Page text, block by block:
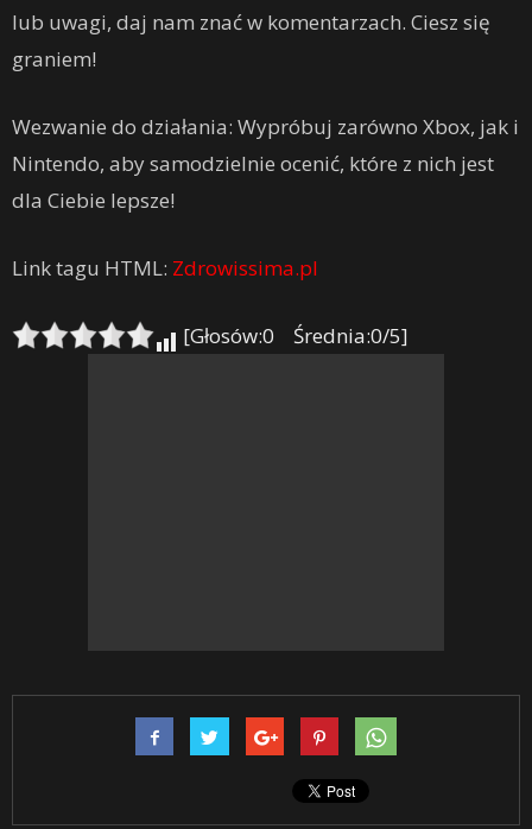
lub uwagi, daj nam znać w komentarzach. Ciesz się
graniem!
Wezwanie do działania: Wypróbuj zarówno Xbox, jak i
Nintendo, aby samodzielnie ocenić, które z nich jest
dla Ciebie lepsze!
Link tagu HTML: Zdrowissima.pl
[Głosów:0 Średnia:0/5]